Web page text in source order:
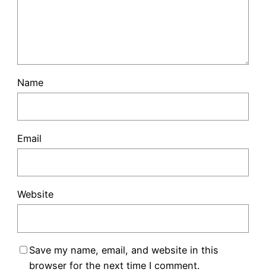
Name
Email
Website
Save my name, email, and website in this
browser for the next time I comment.